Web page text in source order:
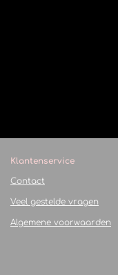
Klantenservice
Contact
Veel gestelde vragen
Algemene voorwaarden